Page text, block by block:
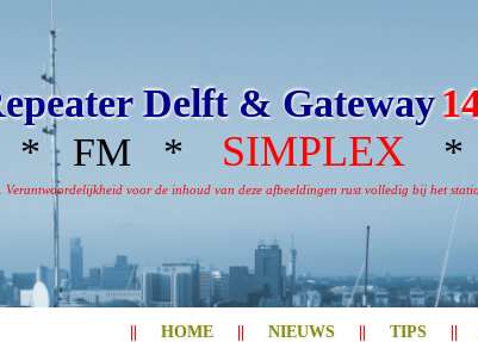
Delft & Gateway
* FM * SIMPLEX *
voor de inhoud van deze afbeeldingen rust volledig bij het
HOME NIEUWS TIPS